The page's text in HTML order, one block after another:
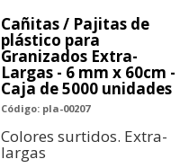
Cañitas / Pajitas de
plástico para
Granizados Extra-
Largas - 6 mm x 60cm -
Caja de 5000 unidades
Código: pla-00207
Colores surtidos. Extra-
largas